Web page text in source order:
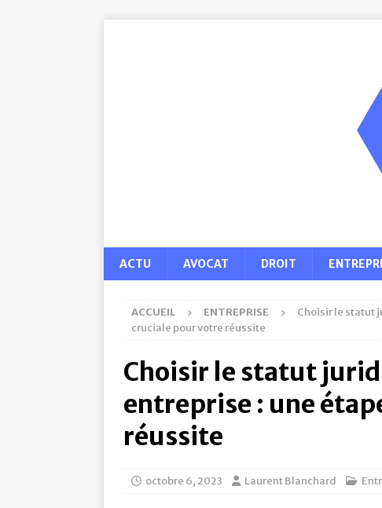
ACTU AVOCAT DROIT
ACCUEIL ENTREPRISE
Choisir le statut
cruciale pour votre réussite
Choisir le statut
entreprise : une
réussite
octobre 6, 2023 Laurent Blanchard